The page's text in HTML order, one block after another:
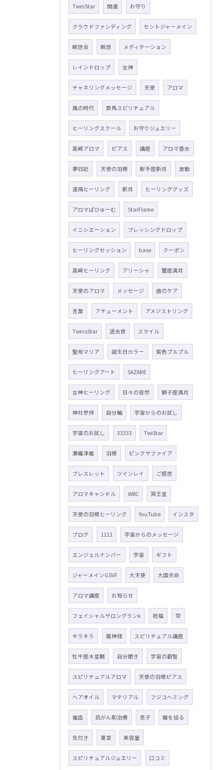
TwinStar 開運 お守り
クラウドファンディング セントジャーメイン
瞑想会 瞑想 メディテーション
レインドロップ 女神
チャネリングメッセージ 天使 アロマ
風の時代 群馬スピリチュアル
ヒーリングスクール お守りジュエリー
高崎アロマ ピアス 講座 アロマ香水
夢日記 天使の羽根 射手座新月 波動
遠隔ヒーリング 新月 ヒーリンググッズ
アロマぱひゅーむ StarFlame
イニシエーション ブレッシングドロップ
ヒーリングセッション base クーポン
高崎ヒーリング アリーシャ 蟹座満月
天使のアロマ メッセージ 歯のケア
言葉 アチューメント アメジストリング
TwinsStar 過去世 スマイル
聖母マリア 誕生日カラー 紫色プルプル
ヒーリングアート SAZARE
女神ヒーリング 日々の徒然 獅子座満月
神社参拝 自分軸 宇宙からのお試し
宇宙のお試し 33333 TwiStar
瀬織津姫 羽根 ピンクサファイア
ブレスレット ツインレイ ご感想
アロマキャンドル WBC 冥王星
天使の羽根ヒーリング YouTube インスタ
ブログ 1111 宇宙からのメッセージ
エンジェルナンバー 宇宙 ギフト
ジャーメインGSVF 大天使 大国主命
アロマ講座 お知らせ
フェイシャルサロングランk 祝福 空
キラキラ 龍神様 スピリチュアル講座
牡牛座木星期 自分磨き 宇宙の叡智
スピリチュアルアロマ 天使の羽根ピアス
ヘアオイル マテリアル フジコヘミング
電話 抗がん剤治療 息子 腹を括る
気付き 夏至 美容室
スピリチュアルジュエリー 口コミ